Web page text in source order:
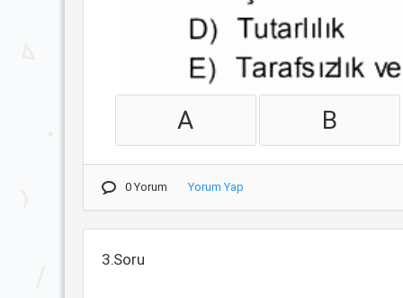
A B
0 Yorum Yorum Yap
3.Soru